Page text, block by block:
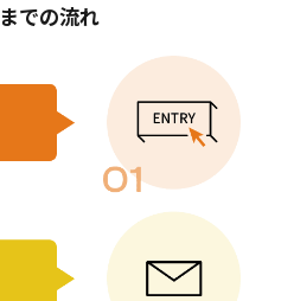
での流れ